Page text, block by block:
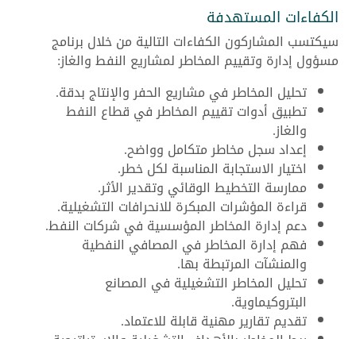
الكفاءات المستهدفة
سيكتسب المشاركون الكفاءات التالية من خلال برنامج
مسؤول إدارة وتقييم المخاطر لمشاريع النفط والغاز:
تحليل المخاطر في مشاريع الحفر والإنتاج بدقة.
تطبيق أدوات تقييم المخاطر في قطاع النفط
والغاز.
إعداد سجل مخاطر متكامل وواضح.
اختيار الاستجابة المناسبة لكل خطر.
ممارسة التخطيط الوقائي وتقدير الأثر.
قراءة المؤشرات المبكرة للانحرافات التشغيلية.
دعم إدارة المخاطر المؤسسية في شركات النفط.
فهم إدارة المخاطر في المصافي النفطية
والمنشآت المرتبطة بها.
تحليل المخاطر التشغيلية في المصانع
البتروكيماوية.
تقديم تقارير مهنية قابلة للاعتماد.